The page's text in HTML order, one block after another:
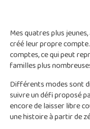
Mes quatres plus jeunes,
créé leur propre
comptes, ce qui peut
familles plus
Différents modes sont
suivre un défi proposé
encore de laisser libre
une histoire à partir de